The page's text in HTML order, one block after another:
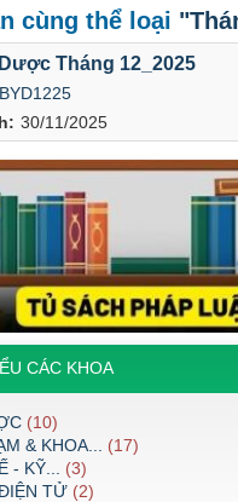
cùng thể loại
30/11/2025
Tháng 12_2025
CÁC KHOA
(10)
& KHOA...
(17)
- KỸ...
(3)
TỬ (2)